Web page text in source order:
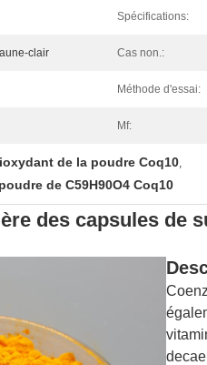
Spécifications:
clair Cas non.:
Méthode d'essai:
Mf:
de la poudre Coq10,
de C59H90O4 Coq10
des capsules de